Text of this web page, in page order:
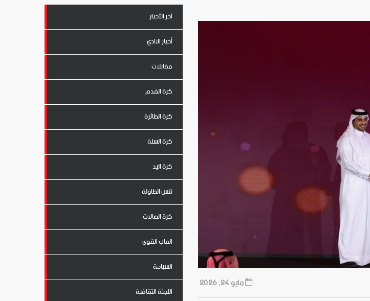
مايو 24, 2026
آخر الأخبار
أخبار النادي
مقابلات
كرة القدم
كرة الطائرة
كرة السلة
كرة اليد
تنس الطاولة
كرة الصالات
العاب القوى
السباحة
اللجنة الثقافية